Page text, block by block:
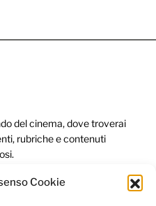
Cookie
del cinema, dove troverai
rubriche e contenuti